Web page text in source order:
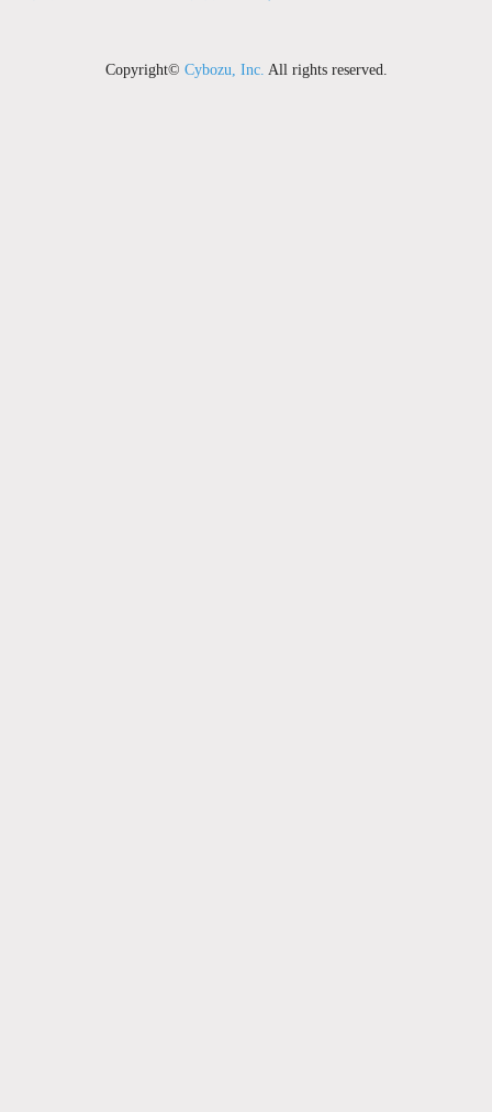
Copyright© Cybozu, Inc. All rights reserved.